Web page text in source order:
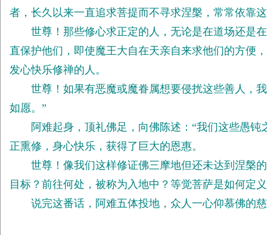
者，长久以来一直追求菩提而不寻求涅槃，常常依靠
世尊！那些修心求正定的人，无论是在道场还是在
直保护他们，即使魔王大自在天亲自来求他们的方便
发心快乐修禅的人。
世尊！如果有恶魔或魔眷属想要侵扰这些善人，我
如愿。”
阿难起身，顶礼佛足，向佛陈述：“我们这些愚钝
正熏修，身心快乐，获得了巨大的恩惠。
世尊！像我们这样修证佛三摩地但还未达到涅槃的
目标？前往何处，被称为入地中？等觉菩萨是如何定
说完这番话，阿难五体投地，众人一心仰慕佛的慈